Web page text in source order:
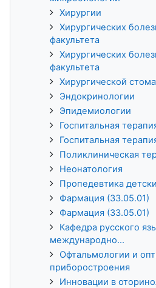
Хирургии
Хирургических
факультета
Хирургических
факультета
Хирургической
Эндокринологии
Эпидемиологии
Госпитальная
Госпитальная
Поликлиническая
Неонатология
Пропедевтика
Фармация (33.05.01)
Фармация (33.05.01)
Кафедра русского
международно...
Офтальмологии и
приборостроения
Инновации в